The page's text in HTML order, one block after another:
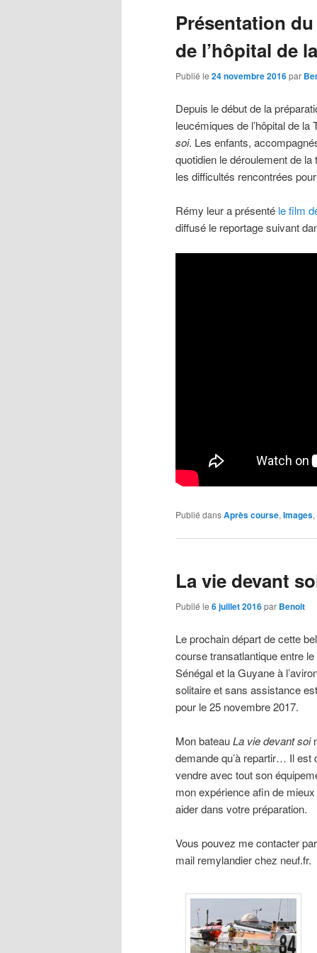
principal
secondaire
Présentation
de l’hôpital de
Publié le 24 novembre 2016par
Depuis le début de la
leucémiques de l’hôpital de
soi. Les enfants,
quotidien le déroulement de
les difficultés rencontrées
Rémy leur a présenté le film
diffusé le reportage suivant
Publié dansAprès course, Images,
La vie devant
Publié le 6 juillet 2016par Benoit
Le prochain départ de cette
course transatlantique entre le
Sénégal et la Guyane à
solitaire et sans assistance
pour le 25 novembre 2017.
Mon bateauLa vie devant soi
demande qu’à repartir… Il est
vendre avec tout son
mon expérience afin de
aider dans votre préparation.
Vous pouvez me contacter
mail remylandier chez neuf.fr.